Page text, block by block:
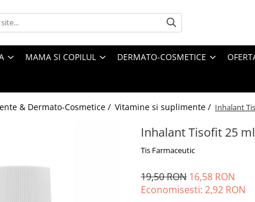
MAMA SI COPILUL DERMATO-COSMETICE
& Dermato-Cosmetice / Vitamine si suplimente / Inhalant
Inhalant Tisofit 25
Tis Farmaceutic
19,50 RON 16,58 RON
Economisesti: 2,92 RON